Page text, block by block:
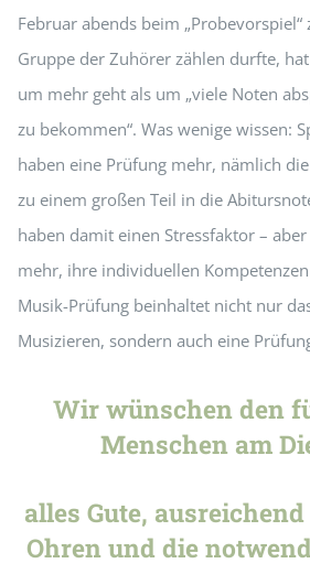
Februar abends beim „Probevorspiel“
Gruppe der Zuhörer zählen durfte,
um mehr geht als um „viele Noten
zu bekommen“. Was wenige wissen:
haben eine Prüfung mehr, nämlich
zu einem großen Teil in die
haben damit einen Stressfaktor – aber
mehr, ihre individuellen
Musik-Prüfung beinhaltet nicht nur
Musizieren, sondern auch eine
Wir wünschen den
Menschen am
alles Gute,
Ohren und die